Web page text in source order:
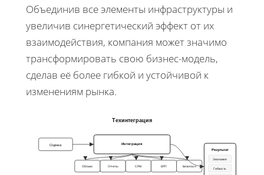
Объединив все элементы инфраструктуры и
увеличив синергетический эффект от их
взаимодействия, компания может значимо
трансформировать свою бизнес-модель,
сделав её более гибкой и устойчивой к
изменениям рынка.
Техинтеграция
Оценка Интеграция
Облако Отчеты СРМ ЕРП Безопасн
Результат
Экономия
Гибкость